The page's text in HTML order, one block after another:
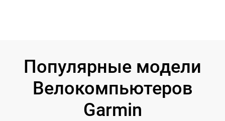
Популярные модели
Велокомпьютеров
Garmin